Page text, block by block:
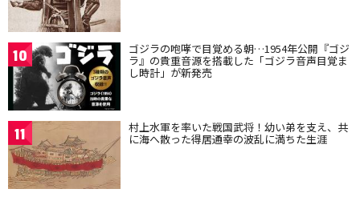
10 ゴジラの咆哮で目覚める朝…1954年公開『ゴジ
ラ』の貴重音源を搭載した「ゴジラ音声目覚ま
し時計」が新発売
11 村上水軍を率いた戦国武将！幼い弟を支え、共
に海へ散った得居通幸の波乱に満ちた生涯